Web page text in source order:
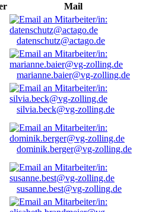
Mail
datenschutz@actago.de
marianne.baier@vg-zolling.de
silvia.beck@vg-zolling.de
dominik.berger@vg-zolling.de
susanne.best@vg-zolling.de